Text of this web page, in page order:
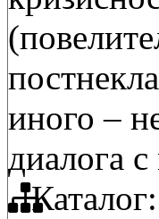
иного –
диалога
Каталог: